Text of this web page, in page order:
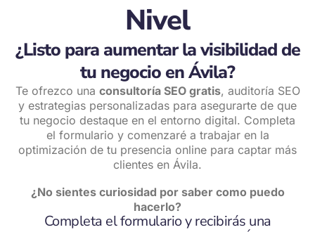
Nivel
¿Listo para aumentar la visibilidad de
tu negocio en Ávila?
Te ofrezco una consultoría SEO gratis, auditoría SEO
y estrategias personalizadas para asegurarte de que
tu negocio destaque en el entorno digital. Completa
el formulario y comenzaré a trabajar en la
optimización de tu presencia online para captar más
clientes en Ávila.
¿No sientes curiosidad por saber como puedo
hacerlo?
Completa el formulario y recibirás una